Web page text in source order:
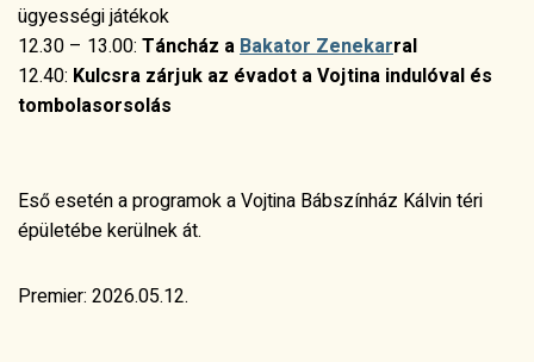
ügyességi játékok
12.30 – 13.00: Táncház aBakator Zenekarral
12.40: Kulcsra zárjuk az évadot a Vojtina indulóval és
tombolasorsolás
Eső esetén a programok a Vojtina Bábszínház Kálvin téri
épületébe kerülnek át.
Premier: 2026.05.12.